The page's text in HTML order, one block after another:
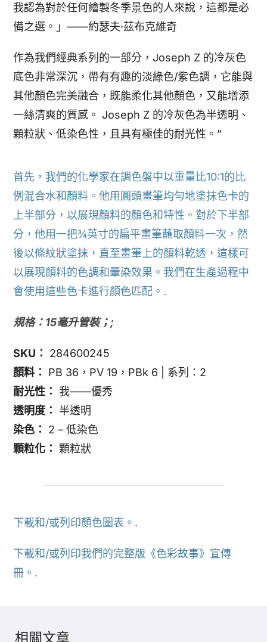
我認為對於任何繪製冬季景色的人來說，這都是必
備之選。」——約瑟夫·茲布克維奇
作為我們經典系列的一部分，Joseph Z 的冷灰色
底色非常深沉，帶有有趣的淡綠色/紫色調，它能與
其他顏色完美融合，既能柔化其他顏色，又能增添
一絲清爽的質感。 Joseph Z 的冷灰色為半透明、
顆粒狀、低染色性，且具有極佳的耐光性。”
首先，我們的化學家在調色盤中以重量比10:1的比
例混合水和顏料。他用圓頭畫筆均勻地塗抹色卡的
上半部分，以展現顏料的顏色和特性。對於下半部
分，他用一把¾英寸的扁平畫筆蘸取顏料一次，然
後以條紋狀塗抹，直至畫筆上的顏料乾透，這樣可
以展現顏料的色調和暈染效果。我們在生產過程中
會使用這些色卡進行顏色匹配。.
規格：15毫升管裝；;
SKU：
284600245
顏料：
PB 36，PV 19，PBk 6 | 系列：2
耐光性：
我——優秀
透明度：
半透明
染色：
2 – 低染色
顆粒化： 顆粒狀
下載和/或列印顏色圖表。.
下載和/或列印我們的完整版《色彩故事》宣傳
冊。.
相關文章